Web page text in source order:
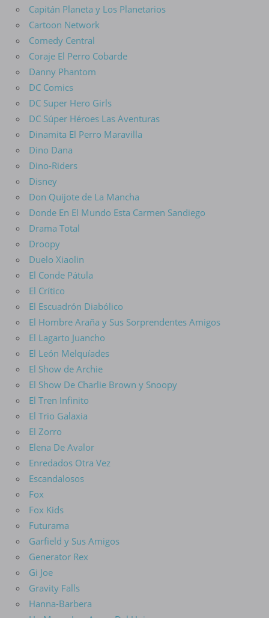
Capitán Planeta y Los Planetarios
Cartoon Network
Comedy Central
Coraje El Perro Cobarde
Danny Phantom
DC Comics
DC Super Hero Girls
DC Súper Héroes Las Aventuras
Dinamita El Perro Maravilla
Dino Dana
Dino-Riders
Disney
Don Quijote de La Mancha
Donde En El Mundo Esta Carmen Sandiego
Drama Total
Droopy
Duelo Xiaolin
El Conde Pátula
El Crítico
El Escuadrón Diabólico
El Hombre Araña y Sus Sorprendentes Amigos
El Lagarto Juancho
El León Melquíades
El Show de Archie
El Show De Charlie Brown y Snoopy
El Tren Infinito
El Trio Galaxia
El Zorro
Elena De Avalor
Enredados Otra Vez
Escandalosos
Fox
Fox Kids
Futurama
Garfield y Sus Amigos
Generator Rex
Gi Joe
Gravity Falls
Hanna-Barbera